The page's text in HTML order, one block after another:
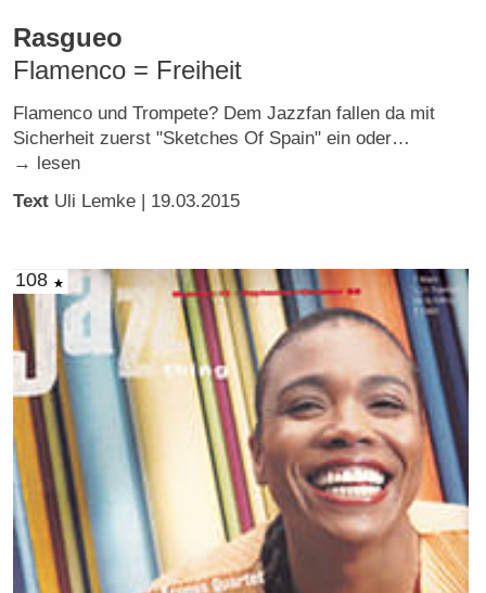
Rasgueo
Flamenco = Freiheit
Flamenco und Trompete? Dem Jazzfan fallen da mit
Sicherheit zuerst "Sketches Of Spain" ein oder…
→ lesen
Text Uli Lemke | 19.03.2015
108